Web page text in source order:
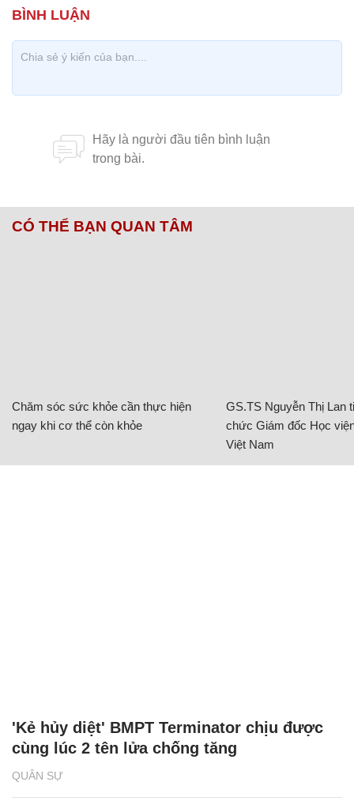
CÓ THỂ BẠN QUAN TÂM
Chăm sóc sức khỏe cần thực hiện
ngay khi cơ thể còn khỏe
GS.TS Nguyễn Thị Lan
chức Giám đốc Học
Việt Nam
QUÂN SỰ
'Kẻ hủy diệt' BMPT Terminator chịu được
cùng lúc 2 tên lửa chống tăng